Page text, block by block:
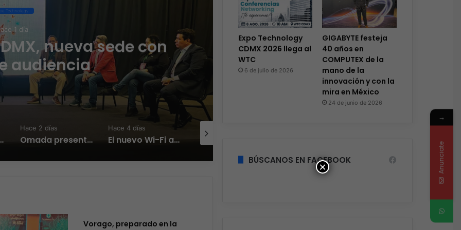
Technology
1 día
nueva sede con
audiencia
Hace 2 días
Veeam nombra a
Country Manager
Manager para México
Hace 2 días
Omada presenta los nuevos Fusion Gateways que simplifican la implementación, reducen costos y aumentan la eficiencia operativa
Hace 4 días
El nuevo Wi-Fi ahora piensa, la IA transforma la conexión del día a día Red Hat anuncia a Sinuhé Sánchez como nuevo Chief Architect para el norte de LATAM
Vorago, preparado en la
Expo Technology
CDMX 2026 llega al
WTC
6 de julio de 2026
GIGABYTE festeja
40 años en
COMPUTEX de la
mano de la
innovación y con la
mira en México
24 de junio de 2026
BÚSCANOS EN FACEBOOK
×
→
Anunciate